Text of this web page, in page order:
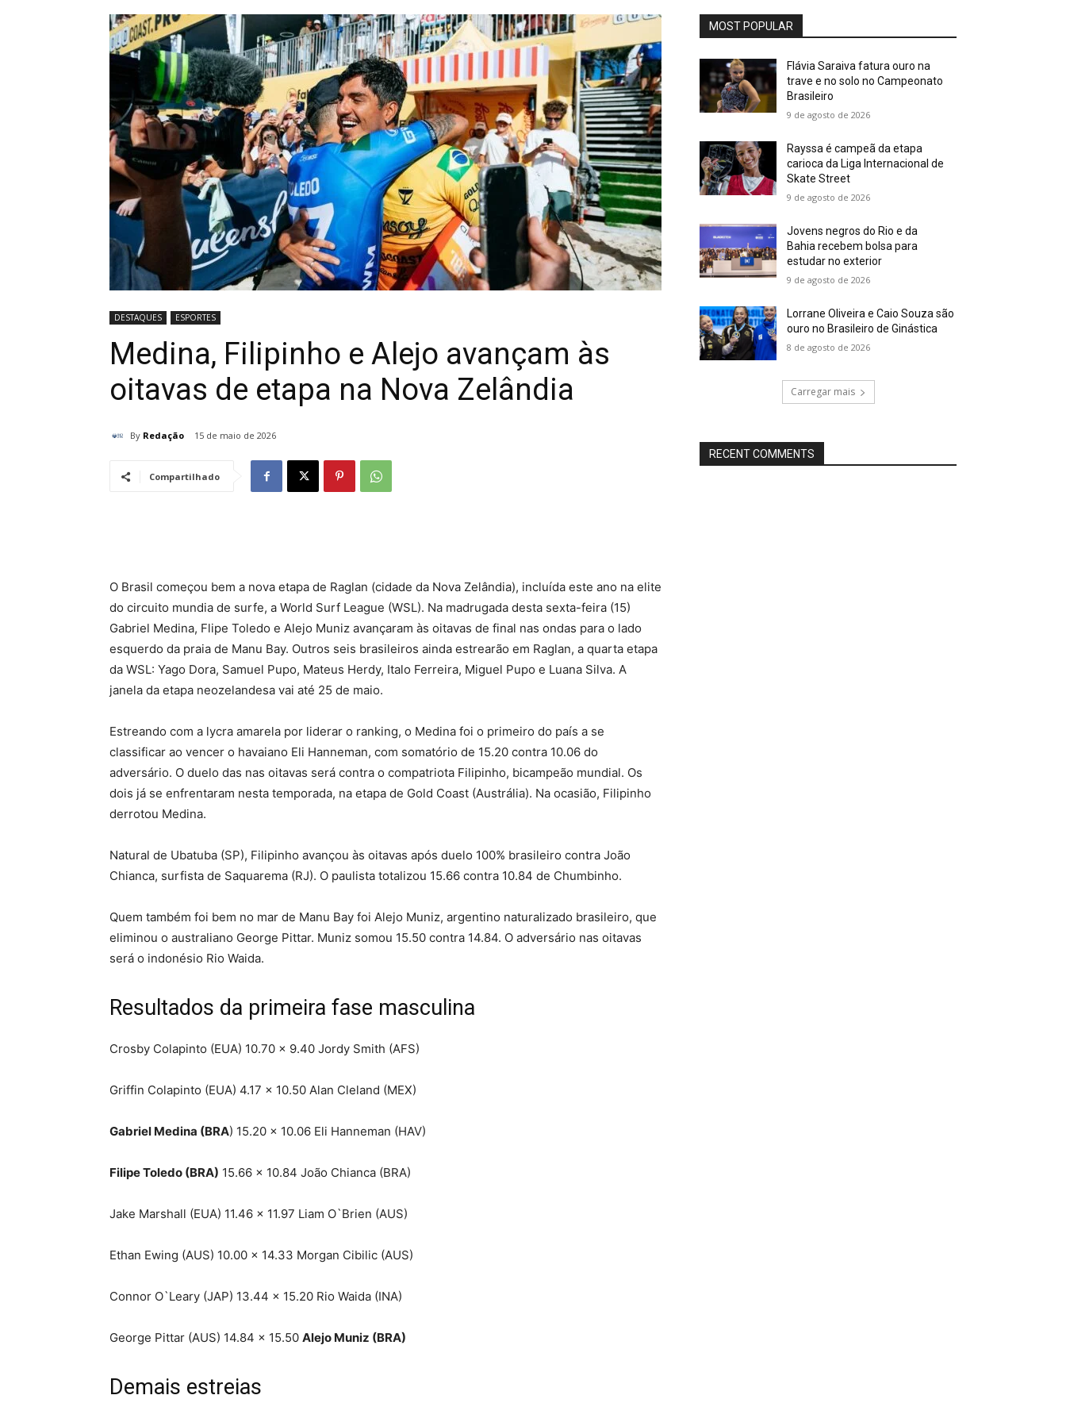
DESTAQUES ESPORTES
Medina, Filipinho e Alejo avançam às
oitavas de etapa na Nova Zelândia
By Redação 15 de maio de 2026
Compartilhado
O Brasil começou bem a nova etapa de Raglan (cidade da Nova Zelândia), incluída este ano na elite
do circuito mundia de surfe, a World Surf League (WSL). Na madrugada desta sexta-feira (15)
Gabriel Medina, Flipe Toledo e Alejo Muniz avançaram às oitavas de final nas ondas para o lado
esquerdo da praia de Manu Bay. Outros seis brasileiros ainda estrearão em Raglan, a quarta etapa
da WSL: Yago Dora, Samuel Pupo, Mateus Herdy, Italo Ferreira, Miguel Pupo e Luana Silva. A
janela da etapa neozelandesa vai até 25 de maio.
Estreando com a lycra amarela por liderar o ranking, o Medina foi o primeiro do país a se
classificar ao vencer o havaiano Eli Hanneman, com somatório de 15.20 contra 10.06 do
adversário. O duelo das nas oitavas será contra o compatriota Filipinho, bicampeão mundial. Os
dois já se enfrentaram nesta temporada, na etapa de Gold Coast (Austrália). Na ocasião, Filipinho
derrotou Medina.
Natural de Ubatuba (SP), Filipinho avançou às oitavas após duelo 100% brasileiro contra João
Chianca, surfista de Saquarema (RJ). O paulista totalizou 15.66 contra 10.84 de Chumbinho.
Quem também foi bem no mar de Manu Bay foi Alejo Muniz, argentino naturalizado brasileiro, que
eliminou o australiano George Pittar. Muniz somou 15.50 contra 14.84. O adversário nas oitavas
será o indonésio Rio Waida.
Resultados da primeira fase masculina
Crosby Colapinto (EUA) 10.70 x 9.40 Jordy Smith (AFS)
Griffin Colapinto (EUA) 4.17 x 10.50 Alan Cleland (MEX)
Gabriel Medina (BRA) 15.20 x 10.06 Eli Hanneman (HAV)
Filipe Toledo (BRA) 15.66 x 10.84 João Chianca (BRA)
Jake Marshall (EUA) 11.46 x 11.97 Liam O`Brien (AUS)
Ethan Ewing (AUS) 10.00 x 14.33 Morgan Cibilic (AUS)
Connor O`Leary (JAP) 13.44 x 15.20 Rio Waida (INA)
George Pittar (AUS) 14.84 x 15.50 Alejo Muniz (BRA)
Demais estreias
MOST POPULAR
Flávia Saraiva fatura ouro na
trave e no solo no Campeonato
Brasileiro
9 de agosto de 2026
Rayssa é campeã da etapa
carioca da Liga Internacional de
Skate Street
9 de agosto de 2026
Jovens negros do Rio e da
Bahia recebem bolsa para
estudar no exterior
9 de agosto de 2026
Lorrane Oliveira e Caio Souza são
ouro no Brasileiro de Ginástica
8 de agosto de 2026
Carregar mais
RECENT COMMENTS